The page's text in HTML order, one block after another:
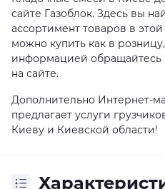
сайте Газоблок. Здесь вы
ассортимент товаров в
можно купить как в
информацией обращайтесь
на сайте.
Дополнительно Интернет-
предлагает услуги
Киеву и Киевской области!